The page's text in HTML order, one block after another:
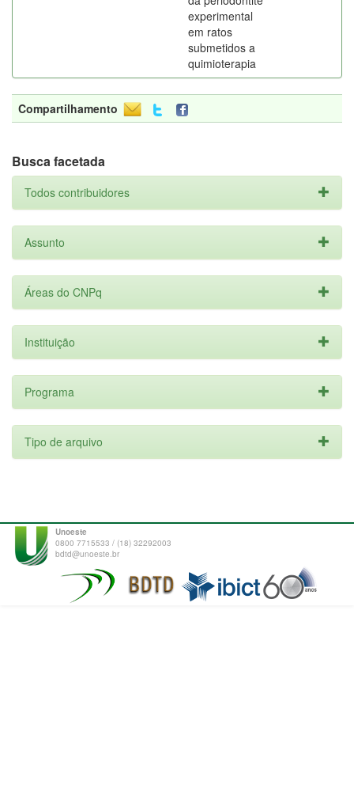
experimental
em ratos
submetidos a
quimioterapia
Compartilhamento
Busca facetada
Todos contribuidores
Assunto
Áreas do CNPq
Instituição
Programa
Tipo de arquivo
Unoeste
0800 7715533 / (18) 32292003
bdtd@unoeste.br